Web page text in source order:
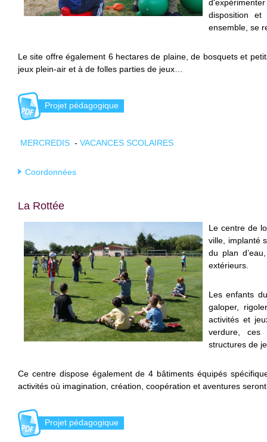
disposition
ensemble, se
Le site offre également 6 hectares de plaine, de bosquets et
jeux plein-air et à de folles parties de jeux…
Projet pédagogique
MERCREDIS - VACANCES SCOLAIRES
Coordonnées
La Rottée
Le centre de
ville, implanté
du plan
extérieurs.
Les enfants
galoper,
activités et
verdure,
structures de
Ce centre dispose également de 4 bâtiments équipés
activités où imagination, création, coopération et aventures
Projet pédagogique